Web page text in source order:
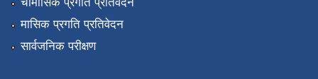
मासिक प्रगति प्रतिवेदन
सार्वजनिक परीक्षण